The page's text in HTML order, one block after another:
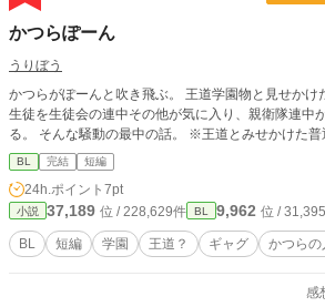
かつらぽーん
うりぼう
かつらがぽーんと吹き飛ぶ。 王道学園物と見せかけた普通の学園もの。 一人の
生徒を生徒会の連中その他が気に入り、親衛隊連中
る。 そんな騒動の最中の話。 ※王道
BL 完結 短編
24h.ポイント 7pt
小説 37,189 位 / 228,629件 BL 9,962 位 /
BL 短編 学園 王道？ ギャグ かつらの
感